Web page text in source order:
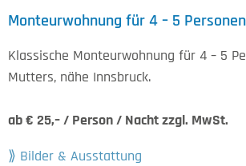
Monteurwohnung für 4 – 5
Klassische Monteurwohnung für 4 – 5
Mutters, nähe Innsbruck.
ab € 25,– / Person / Nacht zzgl. MwSt.
Bilder & Ausstattung